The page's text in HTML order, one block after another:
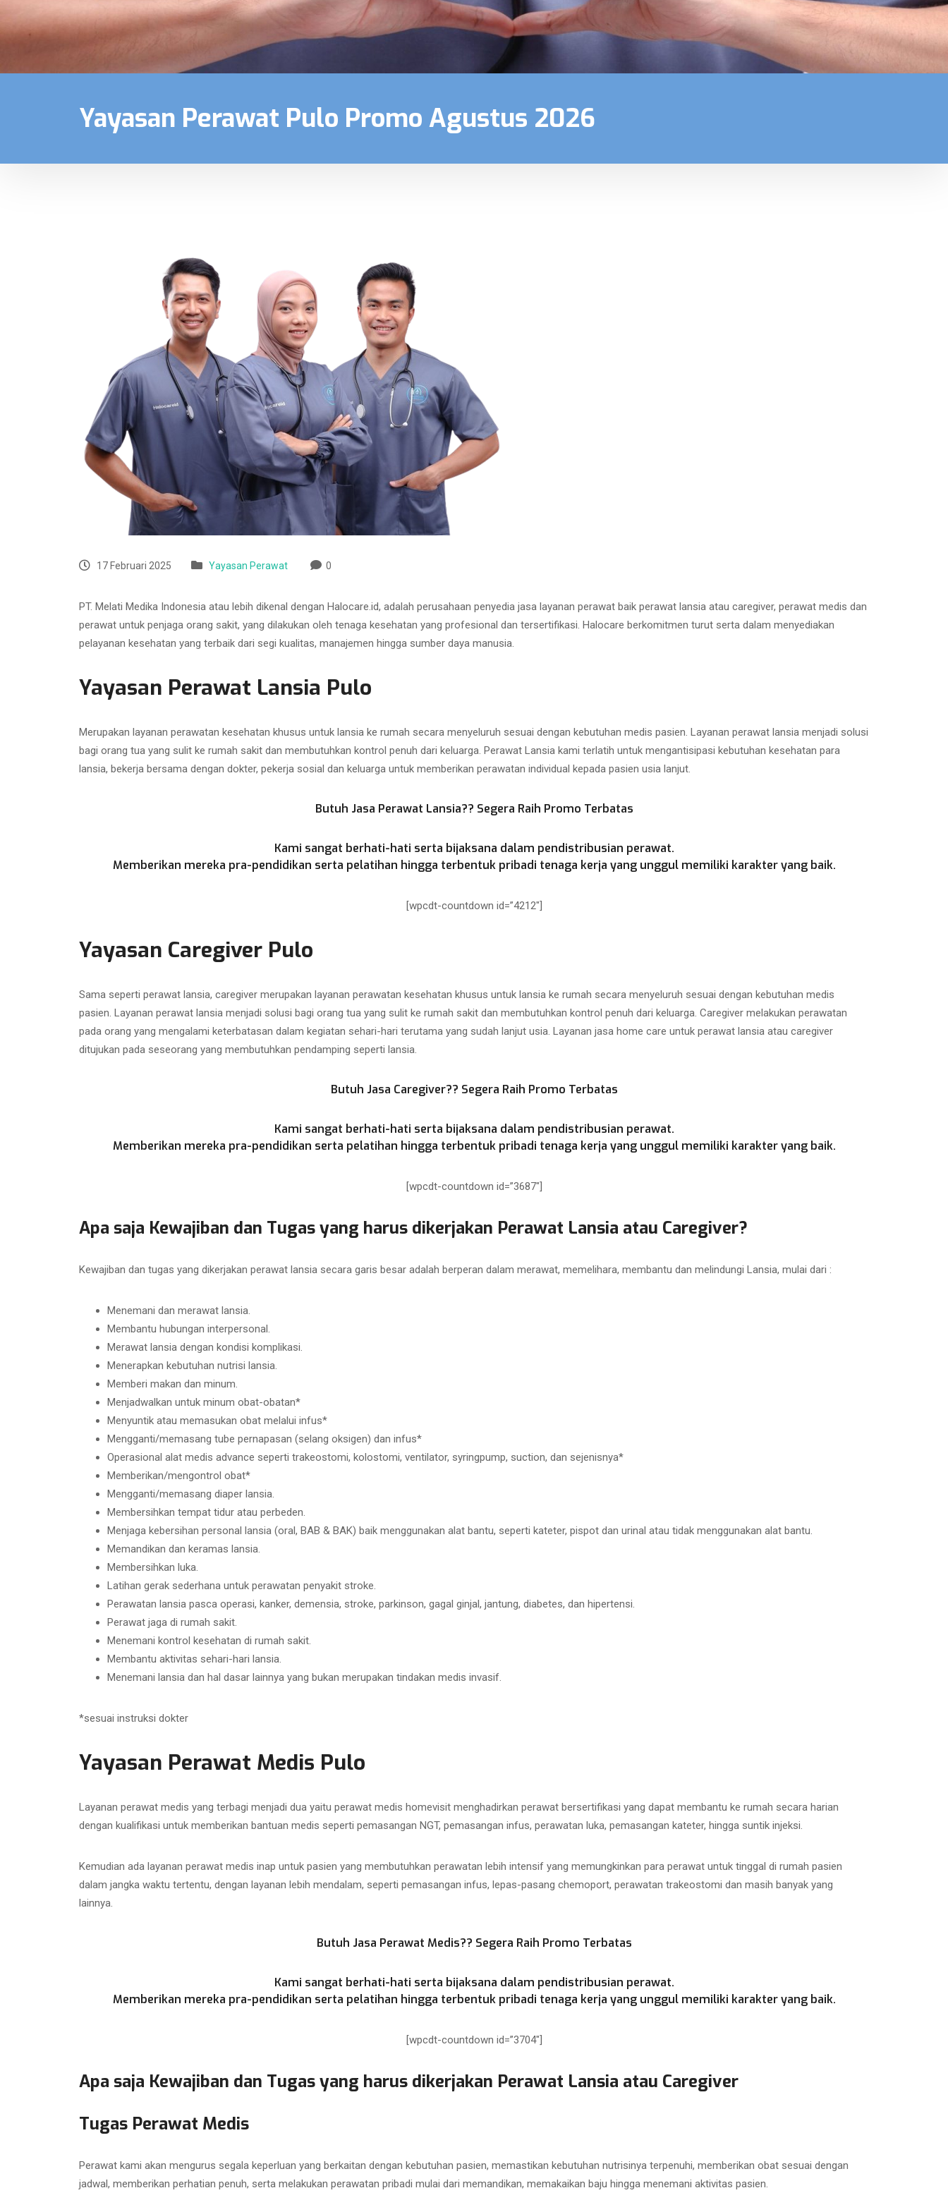
Yayasan Perawat Pulo Promo Agustus 2026
17 Februari 2025 Yayasan Perawat 0
PT. Melati Medika Indonesia atau lebih dikenal dengan Halocare.id, adalah perusahaan penyedia jasa layanan perawat baik perawat lansia atau caregiver, perawat medis dan
perawat untuk penjaga orang sakit, yang dilakukan oleh tenaga kesehatan yang profesional dan tersertifikasi. Halocare berkomitmen turut serta dalam menyediakan
pelayanan kesehatan yang terbaik dari segi kualitas, manajemen hingga sumber daya manusia.
Yayasan Perawat Lansia Pulo
Merupakan layanan perawatan kesehatan khusus untuk lansia ke rumah secara menyeluruh sesuai dengan kebutuhan medis pasien. Layanan perawat lansia menjadi solusi
bagi orang tua yang sulit ke rumah sakit dan membutuhkan kontrol penuh dari keluarga. Perawat Lansia kami terlatih untuk mengantisipasi kebutuhan kesehatan para
lansia, bekerja bersama dengan dokter, pekerja sosial dan keluarga untuk memberikan perawatan individual kepada pasien usia lanjut.
Butuh Jasa Perawat Lansia?? Segera Raih Promo Terbatas
Kami sangat berhati-hati serta bijaksana dalam pendistribusian perawat.
Memberikan mereka pra-pendidikan serta pelatihan hingga terbentuk pribadi tenaga kerja yang unggul memiliki karakter yang baik.
[wpcdt-countdown id=”4212″]
Yayasan Caregiver Pulo
Sama seperti perawat lansia, caregiver merupakan layanan perawatan kesehatan khusus untuk lansia ke rumah secara menyeluruh sesuai dengan kebutuhan medis
pasien. Layanan perawat lansia menjadi solusi bagi orang tua yang sulit ke rumah sakit dan membutuhkan kontrol penuh dari keluarga. Caregiver melakukan perawatan
pada orang yang mengalami keterbatasan dalam kegiatan sehari-hari terutama yang sudah lanjut usia. Layanan jasa home care untuk perawat lansia atau caregiver
ditujukan pada seseorang yang membutuhkan pendamping seperti lansia.
Butuh Jasa Caregiver?? Segera Raih Promo Terbatas
Kami sangat berhati-hati serta bijaksana dalam pendistribusian perawat.
Memberikan mereka pra-pendidikan serta pelatihan hingga terbentuk pribadi tenaga kerja yang unggul memiliki karakter yang baik.
[wpcdt-countdown id=”3687″]
Apa saja Kewajiban dan Tugas yang harus dikerjakan Perawat Lansia atau Caregiver?
Kewajiban dan tugas yang dikerjakan perawat lansia secara garis besar adalah berperan dalam merawat, memelihara, membantu dan melindungi Lansia, mulai dari :
Menemani dan merawat lansia.
Membantu hubungan interpersonal.
Merawat lansia dengan kondisi komplikasi.
Menerapkan kebutuhan nutrisi lansia.
Memberi makan dan minum.
Menjadwalkan untuk minum obat-obatan*
Menyuntik atau memasukan obat melalui infus*
Mengganti/memasang tube pernapasan (selang oksigen) dan infus*
Operasional alat medis advance seperti trakeostomi, kolostomi, ventilator, syringpump, suction, dan sejenisnya*
Memberikan/mengontrol obat*
Mengganti/memasang diaper lansia.
Membersihkan tempat tidur atau perbeden.
Menjaga kebersihan personal lansia (oral, BAB & BAK) baik menggunakan alat bantu, seperti kateter, pispot dan urinal atau tidak menggunakan alat bantu.
Memandikan dan keramas lansia.
Membersihkan luka.
Latihan gerak sederhana untuk perawatan penyakit stroke.
Perawatan lansia pasca operasi, kanker, demensia, stroke, parkinson, gagal ginjal, jantung, diabetes, dan hipertensi.
Perawat jaga di rumah sakit.
Menemani kontrol kesehatan di rumah sakit.
Membantu aktivitas sehari-hari lansia.
Menemani lansia dan hal dasar lainnya yang bukan merupakan tindakan medis invasif.
*sesuai instruksi dokter
Yayasan Perawat Medis Pulo
Layanan perawat medis yang terbagi menjadi dua yaitu perawat medis homevisit menghadirkan perawat bersertifikasi yang dapat membantu ke rumah secara harian
dengan kualifikasi untuk memberikan bantuan medis seperti pemasangan NGT, pemasangan infus, perawatan luka, pemasangan kateter, hingga suntik injeksi.
Kemudian ada layanan perawat medis inap untuk pasien yang membutuhkan perawatan lebih intensif yang memungkinkan para perawat untuk tinggal di rumah pasien
dalam jangka waktu tertentu, dengan layanan lebih mendalam, seperti pemasangan infus, lepas-pasang chemoport, perawatan trakeostomi dan masih banyak yang
lainnya.
Butuh Jasa Perawat Medis?? Segera Raih Promo Terbatas
Kami sangat berhati-hati serta bijaksana dalam pendistribusian perawat.
Memberikan mereka pra-pendidikan serta pelatihan hingga terbentuk pribadi tenaga kerja yang unggul memiliki karakter yang baik.
[wpcdt-countdown id=”3704″]
Apa saja Kewajiban dan Tugas yang harus dikerjakan Perawat Lansia atau Caregiver
Tugas Perawat Medis
Perawat kami akan mengurus segala keperluan yang berkaitan dengan kebutuhan pasien, memastikan kebutuhan nutrisinya terpenuhi, memberikan obat sesuai dengan
jadwal, memberikan perhatian penuh, serta melakukan perawatan pribadi mulai dari memandikan, memakaikan baju hingga menemani aktivitas pasien.